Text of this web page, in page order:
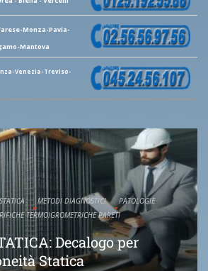
Monza-Pavia-
Mantova
Venezia-Treviso-
METODI DIAGNOSTICI
PATOLOGIE
TERMOIGROMETRICHE PARETI
Decalogo per
Statica